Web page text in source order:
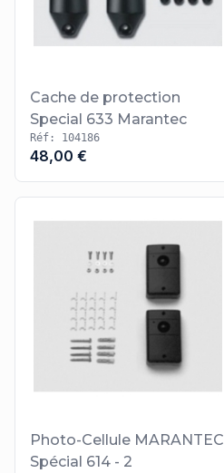
Cache de protection
Special 633 Marantec
Réf: 104186
48,00 €
Photo-Cellule MARANTEC
Spécial 614 - 2